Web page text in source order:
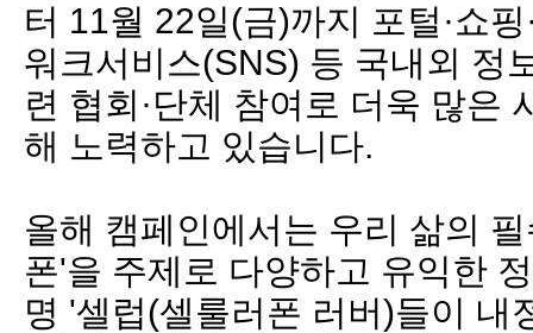
터 11월 22일(금)까지 포털·쇼핑
워크서비스(SNS) 등 국내외 정
련 협회·단체 참여로 더욱 많은
해 노력하고 있습니다.
올해 캠페인에서는 우리 삶의
폰'을 주제로 다양하고 유익한
명 '셀럽(셀룰러폰 러버)들이 내